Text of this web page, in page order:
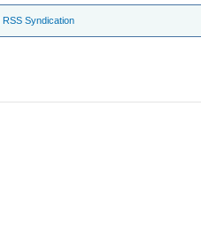
RSS Syndication